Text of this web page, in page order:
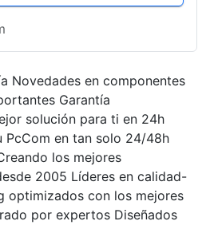
Novedades en componentes
Garantía
solución para ti en 24h
PcCom en tan solo 24/48h
los mejores
2005 Líderes en calidad-
optimizados con los mejores
por expertos Diseñados